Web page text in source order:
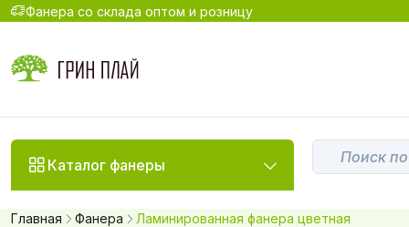
Фанера со склада оптом и розницу
Каталог фанеры
Главная Фанера Ламинированная фанера цветная